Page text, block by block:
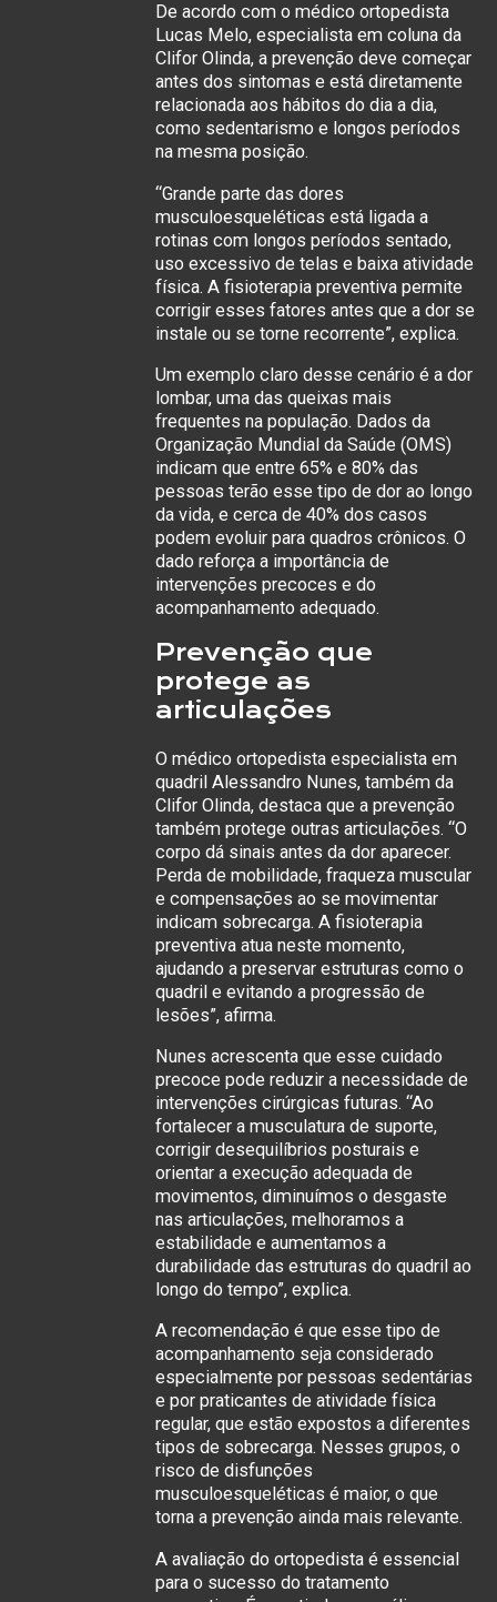
De acordo com o médico ortopedista
Lucas Melo, especialista em coluna da
Clifor Olinda, a prevenção deve começar
antes dos sintomas e está diretamente
relacionada aos hábitos do dia a dia,
como sedentarismo e longos períodos
na mesma posição.
“Grande parte das dores
musculoesqueléticas está ligada a
rotinas com longos períodos sentado,
uso excessivo de telas e baixa atividade
física. A fisioterapia preventiva permite
corrigir esses fatores antes que a dor se
instale ou se torne recorrente”, explica.
Um exemplo claro desse cenário é a dor
lombar, uma das queixas mais
frequentes na população. Dados da
Organização Mundial da Saúde (OMS)
indicam que entre 65% e 80% das
pessoas terão esse tipo de dor ao longo
da vida, e cerca de 40% dos casos
podem evoluir para quadros crônicos. O
dado reforça a importância de
intervenções precoces e do
acompanhamento adequado.
Prevenção que
protege as
articulações
O médico ortopedista especialista em
quadril Alessandro Nunes, também da
Clifor Olinda, destaca que a prevenção
também protege outras articulações. “O
corpo dá sinais antes da dor aparecer.
Perda de mobilidade, fraqueza muscular
e compensações ao se movimentar
indicam sobrecarga. A fisioterapia
preventiva atua neste momento,
ajudando a preservar estruturas como o
quadril e evitando a progressão de
lesões”, afirma.
Nunes acrescenta que esse cuidado
precoce pode reduzir a necessidade de
intervenções cirúrgicas futuras. “Ao
fortalecer a musculatura de suporte,
corrigir desequilíbrios posturais e
orientar a execução adequada de
movimentos, diminuímos o desgaste
nas articulações, melhoramos a
estabilidade e aumentamos a
durabilidade das estruturas do quadril ao
longo do tempo”, explica.
A recomendação é que esse tipo de
acompanhamento seja considerado
especialmente por pessoas sedentárias
e por praticantes de atividade física
regular, que estão expostos a diferentes
tipos de sobrecarga. Nesses grupos, o
risco de disfunções
musculoesqueléticas é maior, o que
torna a prevenção ainda mais relevante.
A avaliação do ortopedista é essencial
para o sucesso do tratamento